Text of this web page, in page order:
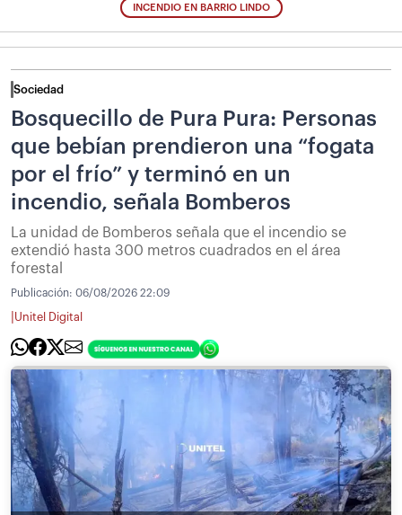
INCENDIO EN BARRIO LINDO
Sociedad
Bosquecillo de Pura Pura: Personas
que bebían prendieron una “fogata
por el frío” y terminó en un
incendio, señala Bomberos
La unidad de Bomberos señala que el incendio se
extendió hasta 300 metros cuadrados en el área
forestal
Publicación: 06/08/2026 22:09
Unitel Digital